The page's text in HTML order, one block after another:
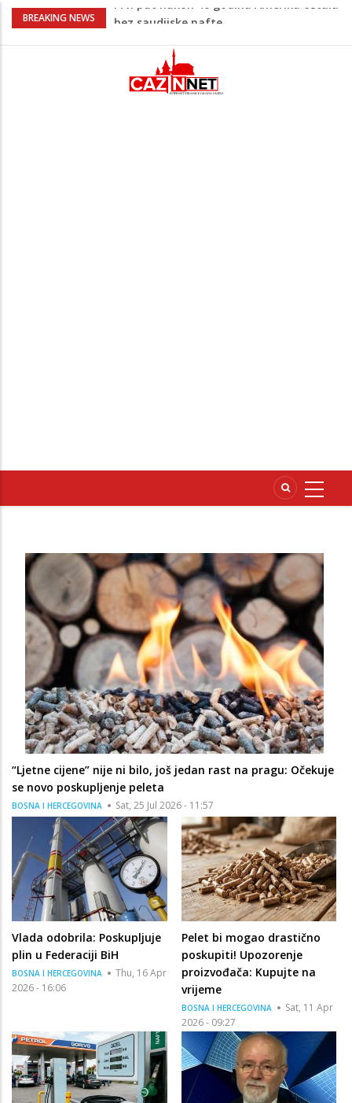
BREAKING NEWS
Vrućine pune hitne pomoći: Sve više
Šta je Vučić prešutio Zelenskom?
Putinovo ime nije smio da izgovori
“Ljetne cijene” nije ni bilo, još jedan rast na pragu: Očekuje
se novo poskupljenje peleta
BOSNA I HERCEGOVINA Sat, 25 Jul 2026 - 11:57
Vlada odobrila: Poskupljuje
plin u Federaciji BiH
BOSNA I HERCEGOVINA
Thu, 16 Apr
2026 - 16:06
Pelet bi mogao drastično
poskupiti! Upozorenje
proizvođača: Kupujte na
vrijeme
BOSNA I HERCEGOVINA
Sat, 11 Apr
2026 - 09:27